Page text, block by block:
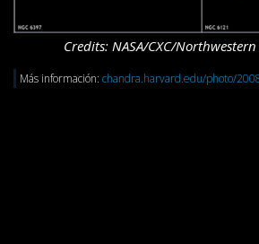
Credits: NASA/CXC/
Más información: chandra.harvard.edu/photo/